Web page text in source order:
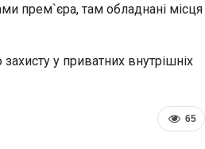
прем`єра, там обладнані місця
у приватних внутрішніх
65